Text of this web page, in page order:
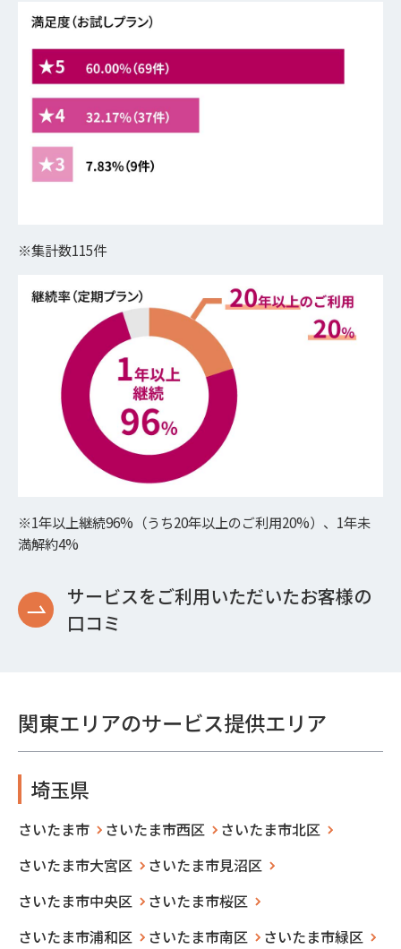
※集計数115件
※1年以上継続96%（うち20年以上のご利用20%）、1年未
満解約4%
サービスをご利用いただいたお客様の
口コミ
関東エリアのサービス提供エリア
埼玉県
さいたま市 さいたま市西区
さいたま市北区
さいたま市大宮区
さいたま市見沼区
さいたま市中央区
さいたま市桜区
さいたま市浦和区
さいたま市南区
さいたま市緑区